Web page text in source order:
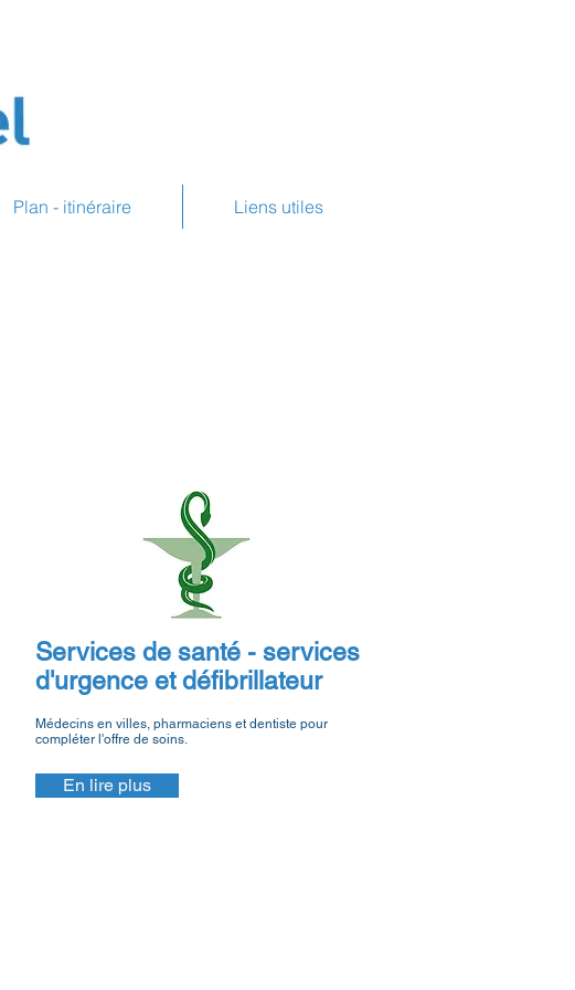
Plan - itinéraire Liens utiles
Services de santé - services
d'urgence et défibrillateur
Médecins en villes, pharmaciens et dentiste pour
compléter l'offre de soins.
En lire plus